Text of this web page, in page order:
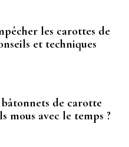
les carottes de
et techniques
de carotte
mous avec le temps ?